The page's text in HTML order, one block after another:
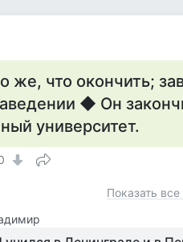
же, что окончить;
◆ Он
университет.
Показать